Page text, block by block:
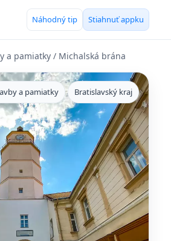
Náhodný tip Stiahnuť appku
a pamiatky / Michalská brána
a pamiatky Bratislavský kraj